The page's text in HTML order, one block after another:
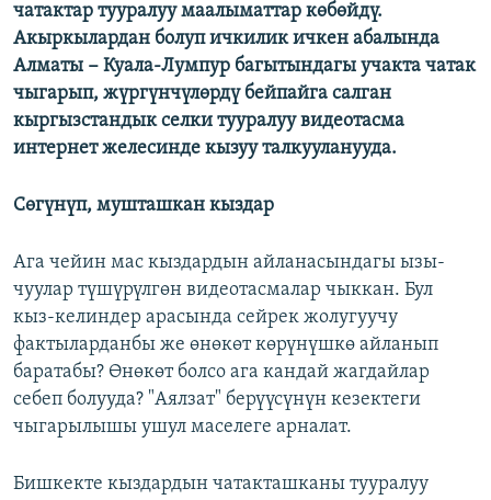
чатактар тууралуу маалыматтар көбөйдү.
Акыркылардан болуп ичкилик ичкен абалында
Алматы − Куала-Лумпур багытындагы учакта чатак
чыгарып, жүргүнчүлөрдү бейпайга салган
кыргызстандык селки тууралуу видеотасма
интернет желесинде кызуу талкууланууда.
Сөгүнүп, мушташкан кыздар
Ага чейин мас кыздардын айланасындагы ызы-
чуулар түшүрүлгөн видеотасмалар чыккан. Бул
кыз-келиндер арасында сейрек жолугуучу
фактыларданбы же өнөкөт көрүнүшкө айланып
баратабы? Өнөкөт болсо ага кандай жагдайлар
себеп болууда? "Аялзат" берүүсүнүн кезектеги
чыгарылышы ушул маселеге арналат.
Бишкекте кыздардын чатакташканы тууралуу